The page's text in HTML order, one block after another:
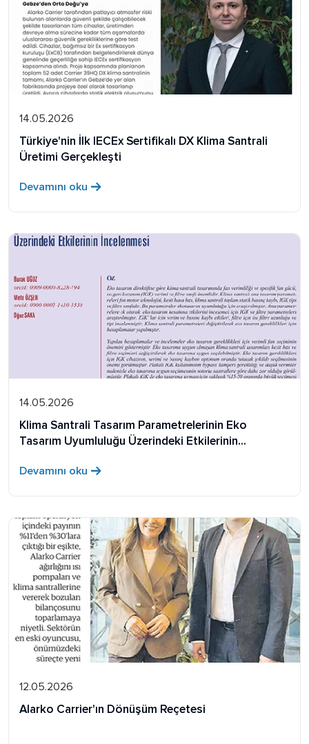
14.05.2026
Türkiye'nin İlk IECEx Sertifikalı DX Klima Santrali
Üretimi Gerçekleşti
Devamını oku
14.05.2026
Klima Santrali Tasarım Parametrelerinin Eko
Tasarım Uyumluluğu Üzerindeki Etkilerinin
Devamını oku
12.05.2026
Alarko Carrier'ın Dönüşüm Reçetesi